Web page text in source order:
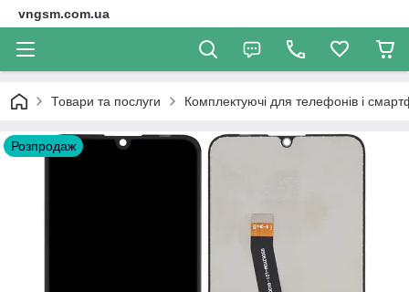
vngsm.com.ua
Товари та послуги Комплектуючі для телефонів і
Розпродаж